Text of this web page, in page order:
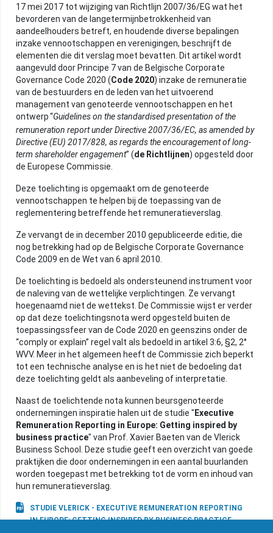
17 mei 2017 tot wijziging van Richtlijn 2007/36/EG wat het
bevorderen van de langetermijnbetrokkenheid van
aandeelhouders betreft, en houdende diverse bepalingen
inzake vennootschappen en verenigingen, beschrijft de
elementen die dit verslag moet bevatten. Dit artikel wordt
aangevuld door Principe 7 van de Belgische Corporate
Governance Code 2020 (Code 2020) inzake de remuneratie
van de bestuurders en de leden van het uitvoerend
management van genoteerde vennootschappen en het
ontwerp“Guidelines on the standardised presentation of the
remuneration report under Directive 2007/36/EC, as amended by
Directive (EU) 2017/828, as regards the encouragement of long-
term shareholder engagement” (de Richtlijnen) opgesteld door
de Europese Commissie.
Deze toelichting is opgemaakt om de genoteerde
vennootschappen te helpen bij de toepassing van de
reglementering betreffende het remuneratieverslag.
Ze vervangt de in december 2010 gepubliceerde editie, die
nog betrekking had op de Belgische Corporate Governance
Code 2009 en de Wet van 6 april 2010.
De toelichting is bedoeld als ondersteunend instrument voor
de naleving van de wettelijke verplichtingen. Ze vervangt
hoegenaamd niet de wettekst. De Commissie wijst er verder
op dat deze toelichtingsnota werd opgesteld buiten de
toepassingssfeer van de Code 2020 en geenszins onder de
“comply or explain” regel valt als bedoeld in artikel 3:6, §2, 2°
WVV. Meer in het algemeen heeft de Commissie zich beperkt
tot een technische analyse en is het niet de bedoeling dat
deze toelichting geldt als aanbeveling of interpretatie.
Naast de toelichtende nota kunnen beursgenoteerde
ondernemingen inspiratie halen uit de studie " Executive
Remuneration Reporting in Europe: Getting inspired by
business practice" van Prof. Xavier Baeten van de Vlerick
Business School. Deze studie geeft een overzicht van goede
praktijken die door ondernemingen in een aantal buurlanden
worden toegepast met betrekking tot de vorm en inhoud van
hun remuneratieverslag.
STUDIE VLERICK - EXECUTIVE REMUNERATION REPORTING
IN EUROPE: GETTING INSPIRED BY BUSINESS PRACTICE
REGELGEVING
ACTUALITEIT
NUTTIGE INFO